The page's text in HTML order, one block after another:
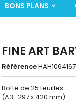
BONS PLANS
FINE ART
Référence
Boîte de 25 feuilles
(A3 : 297 x 420 mm)